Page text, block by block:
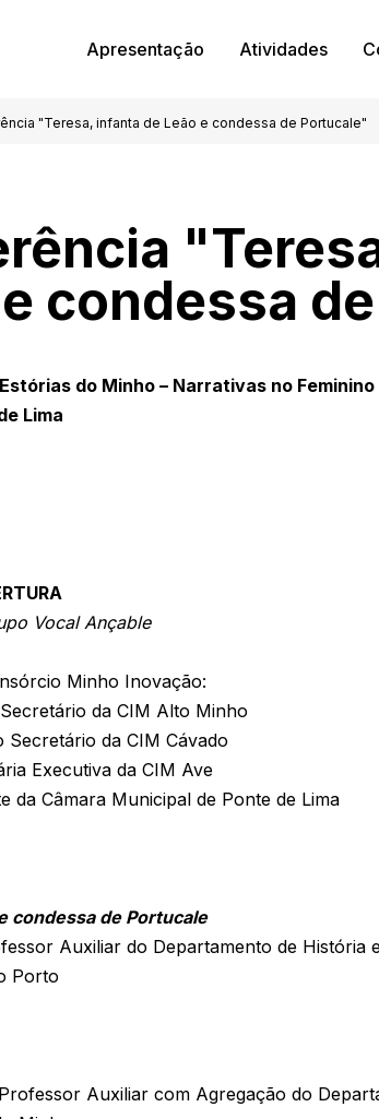
Apresentação Atividades
"Teresa, infanta de Leão e condessa de Portucale"
condessa
do Minho – Narrativas no
Lima
Vocal Ançable
Minho Inovação:
da CIM Alto Minho
Secretário da CIM Cávado
Executiva da CIM Ave
da Câmara Municipal de Ponte de Lima
condessa de Portucale
Auxiliar do Departamento de História
Porto
Professor Auxiliar com Agregação do